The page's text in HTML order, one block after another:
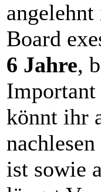
Board
6 Jahre,
könnt ihr
ist sowie